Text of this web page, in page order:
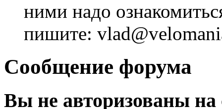
ними надо
пишите:
Сообщение форума
Вы не авторизованы на